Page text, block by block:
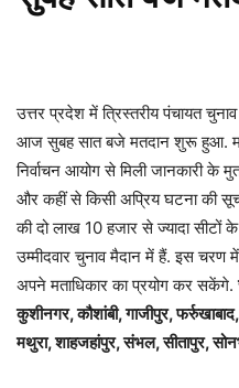
उत्तर प्रदेश में त्रिस्तरीय पंचायत
आज सुबह सात बजे मतदान शुरू हुआ.
निर्वाचन आयोग से मिली जानकारी के
और कहीं से किसी अप्रिय घटना की
की दो लाख 10 हजार से ज्यादा
उम्मीदवार चुनाव मैदान में हैं. इस चरण
अपने मताधिकार का प्रयोग कर सकेंगे.
कुशीनगर, कौशांबी, गाजीपुर,
मथुरा, शाहजहांपुर, संभल, सीतापुर,